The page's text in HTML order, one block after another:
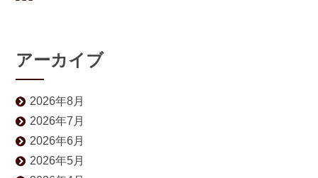
アーカイブ
2026年8月
2026年7月
2026年6月
2026年5月